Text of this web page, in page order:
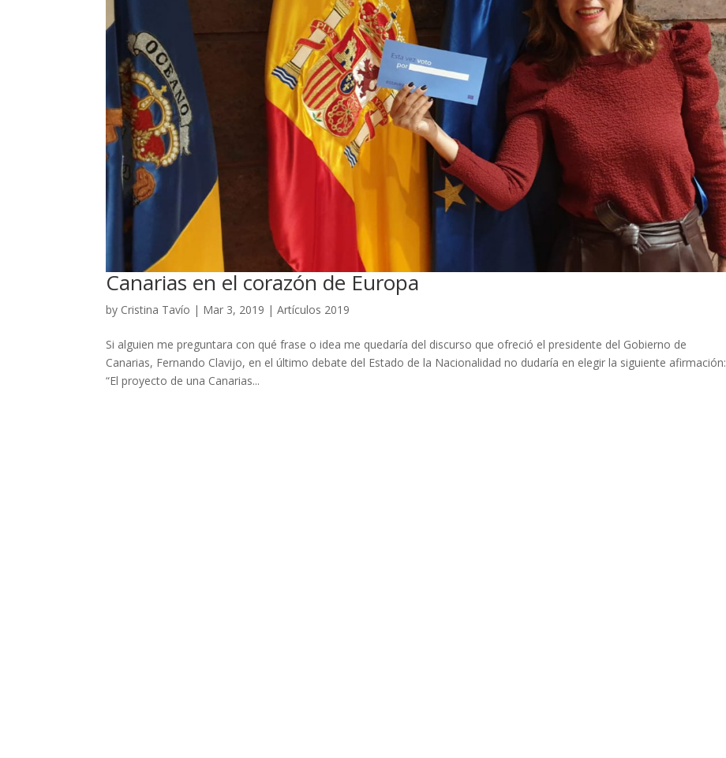
Canarias en el corazón de Europa
by Cristina Tavío | Mar 3, 2019 |Artículos 2019
Si alguien me preguntara con qué frase o idea me quedaría del discurso que ofreció el presidente del Gobierno de
Canarias, Fernando Clavijo, en el último debate del Estado de la Nacionalidad no dudaría en elegir la siguiente afirmación:
“El proyecto de una Canarias...